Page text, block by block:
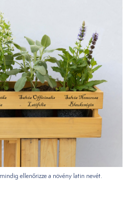
ellenőrizze a növény latin nevét.